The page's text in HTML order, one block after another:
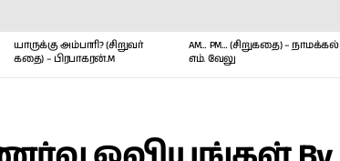
யாருக்கு அம்பாரி? (சிறுவர்
கதை) – பிரபாகரன்.M
AM… PM… (சிறுகதை) – நாமக்கல்
எம். வேலு